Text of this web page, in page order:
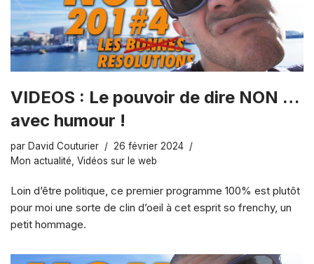
VIDEOS : Le pouvoir de dire NON …
avec humour !
par David Couturier
26 février 2024
Mon actualité, Vidéos sur le web
Loin d’être politique, ce premier programme 100% est plutôt
pour moi une sorte de clin d’oeil à cet esprit so frenchy, un
petit hommage.